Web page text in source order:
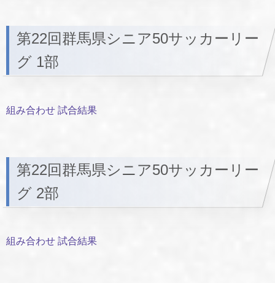
第22回群馬県シニア50サッカーリー
グ 1部
組み合わせ 試合結果
第22回群馬県シニア50サッカーリー
グ 2部
組み合わせ 試合結果